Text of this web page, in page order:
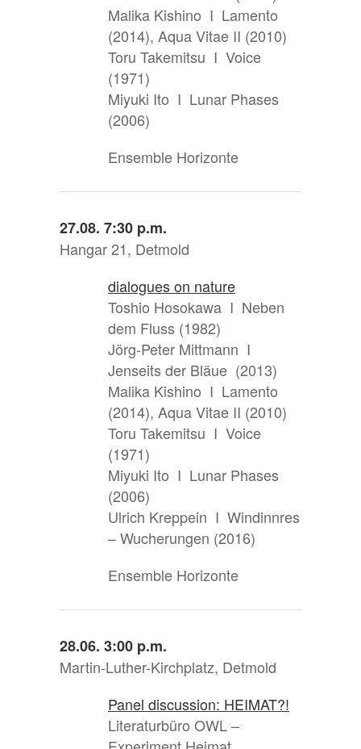
Malika Kishino I Lamento
(2014), Aqua Vitae II (2010)
Toru Takemitsu I Voice
(1971)
Miyuki Ito I Lunar Phases
(2006)
Ensemble Horizonte
27.08. 7:30 p.m.
Hangar 21, Detmold
dialogues on nature
Toshio Hosokawa I Neben
dem Fluss (1982)
Jörg-Peter Mittmann I
Jenseits der Bläue (2013)
Malika Kishino I Lamento
(2014), Aqua Vitae II (2010)
Toru Takemitsu I Voice
(1971)
Miyuki Ito I Lunar Phases
(2006)
Ulrich Kreppein I Windinnres
– Wucherungen (2016)
Ensemble Horizonte
28.06. 3:00 p.m.
Martin-Luther-Kirchplatz, Detmold
Panel discussion: HEIMAT?!
Literaturbüro OWL –